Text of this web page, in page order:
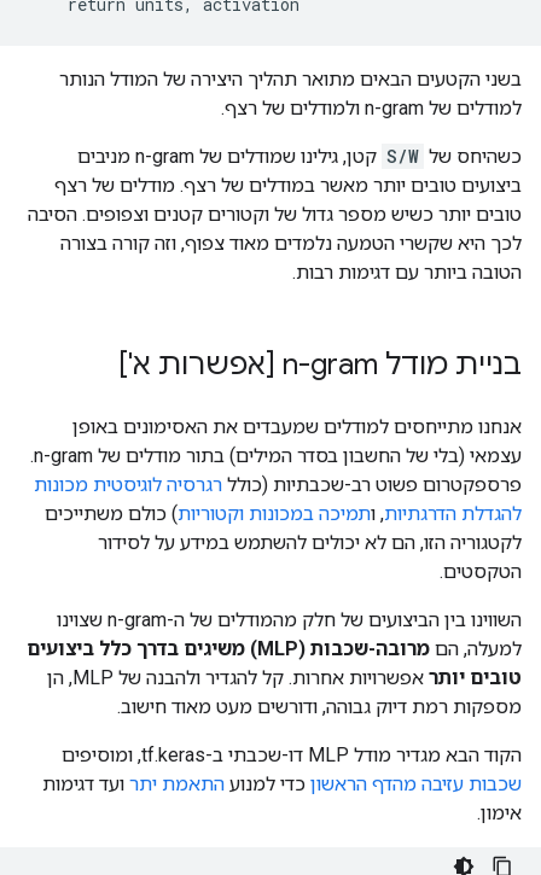
בשני הקטעים הבאים מתואר תהליך היצירה של המודל הנותר
למודלים של n-gram ולמודלים של רצף.
כשהיחס של S/W
קטן, גילינו שמודלים של n-gram מניבים
ביצועים טובים יותר מאשר במודלים של רצף. מודלים של רצף
טובים יותר כשיש מספר גדול של וקטורים קטנים וצפופים. הסיבה
לכך היא שקשרי הטמעה נלמדים מאוד צפוף, וזה קורה בצורה
הטובה ביותר עם דגימות רבות.
בניית מודל n-gram [אפשרות א']
אנחנו מתייחסים למודלים שמעבדים את האסימונים באופן
עצמאי (בלי של החשבון בסדר המילים) בתור מודלים של n-gram.
פרספקטרום פשוט רב-שכבתיות (כולל רגרסיה לוגיסטית מכונות
להגדלת הדרגתיות, ותמיכה במכונות וקטוריות) כולם משתייכים
לקטגוריה הזו, הם לא יכולים להשתמש במידע על לסידור
הטקסטים.
השווינו בין הביצועים של חלק מהמודלים של ה-n-gram שצוינו
למעלה, הם
מרובה-שכבות (MLP) משיגים בדרך כלל ביצועים
טובים יותר
אפשרויות אחרות. קל להגדיר ולהבנה של MLP, הן
מספקות רמת דיוק גבוהה, ודורשים מעט מאוד חישוב.
הקוד הבא מגדיר מודל MLP דו-שכבתי ב-tf.keras, ומוסיפים
שכבות עזיבה מהדף הראשון כדי למנוע התאמת יתר ועד דגימות
אימון.